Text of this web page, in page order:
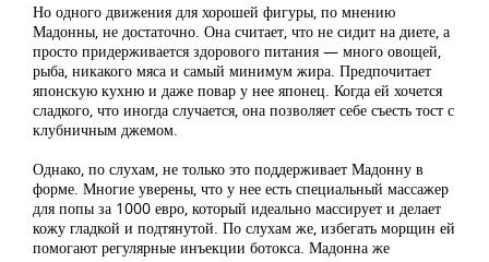
Но одного движения для хорошей фигуры, по мнению
Мадонны, не достаточно. Она считает, что не сидит на диете, а
просто придерживается здорового питания — много овощей,
рыба, никакого мяса и самый минимум жира. Предпочитает
японскую кухню и даже повар у нее японец. Когда ей хочется
сладкого, что иногда случается, она позволяет себе съесть тост с
клубничным джемом.
Однако, по слухам, не только это поддерживает Мадонну в
форме. Многие уверены, что у нее есть специальный массажер
для попы за 1000 евро, который идеально массирует и делает
кожу гладкой и подтянутой. По слухам же, избегать морщин ей
помогают регулярные инъекции ботокса. Мадонна же